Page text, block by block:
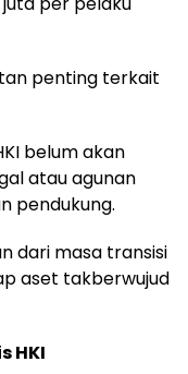
penting terkait
belum akan
atau agunan
pendukung.
dari masa transisi
aset takberwujud
HKI